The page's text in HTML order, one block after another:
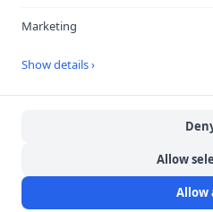
Marketing
Show details ›
Allow
Allow